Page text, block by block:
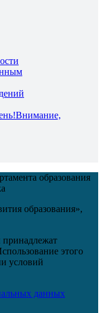
Внимание,
образования
образования»,
принадлежат
этого
условий
данных